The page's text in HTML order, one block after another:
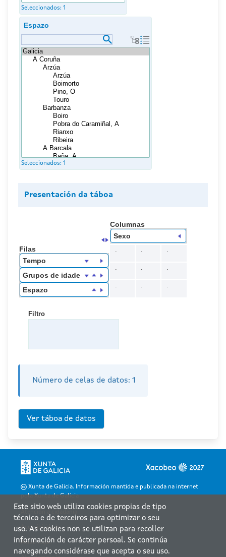
Seleccionados: 1
Espazo
Seleccionados: 1
Presentación da táboa
Columnas
Sexo
Filas
Tempo
Grupos de idade
Espazo
Filtro
Número de celas de datos: 1
Xunta de Galicia. Información mantida e publicada na internet
pola Xunta de Galicia
Accesibilidade
Aviso legal
Este sitio web utiliza cookies propias de tipo
técnico e de terceiros para optimizar o seu
uso. As cookies non se utilizan para recoller
información de carácter persoal. Se continúa
navegando considérase que acepta o seu uso.